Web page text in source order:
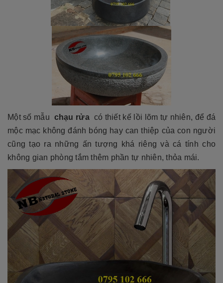
Một số mẫu chạu rửa có thiết kế lồi lõm tự nhiên, để đá
mộc mạc không đánh bóng hay can thiệp của con người
cũng tạo ra những ấn tượng khá riêng và cá tính cho
không gian phòng tắm thêm phần tự nhiên, thỏa mái.